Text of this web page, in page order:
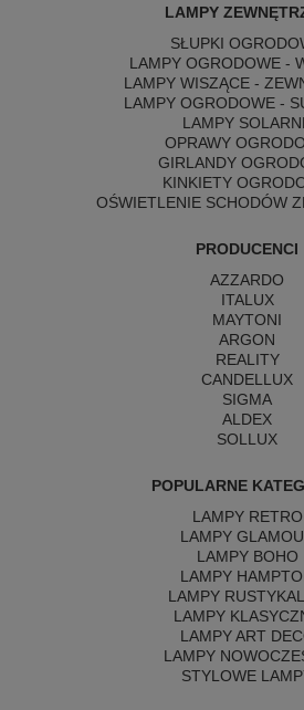
LAMPY
SŁUPKI
LAMPY OGRODOWE -
LAMPY WISZĄCE -
LAMPY OGRODOWE -
LAMPY
OPRAWY
GIRLANDY
KINKIETY
OŚWIETLENIE SCHODÓW
PRODUCENCI
AZZARDO
ITALUX
MAYTONI
ARGON
REALITY
CANDELLUX
SIGMA
ALDEX
SOLLUX
POPULARNE
LAMPY RETRO
LAMPY
LAMPY BOHO
LAMPY
LAMPY
LAMPY
LAMPY ART
LAMPY
STYLOWE